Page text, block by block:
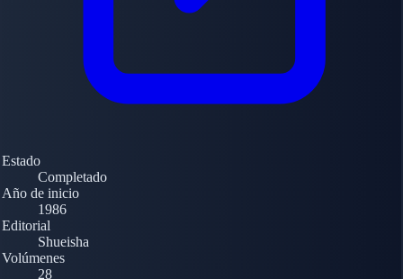
Estado
Completado
Año de inicio
1986
Editorial
Shueisha
Volúmenes
28